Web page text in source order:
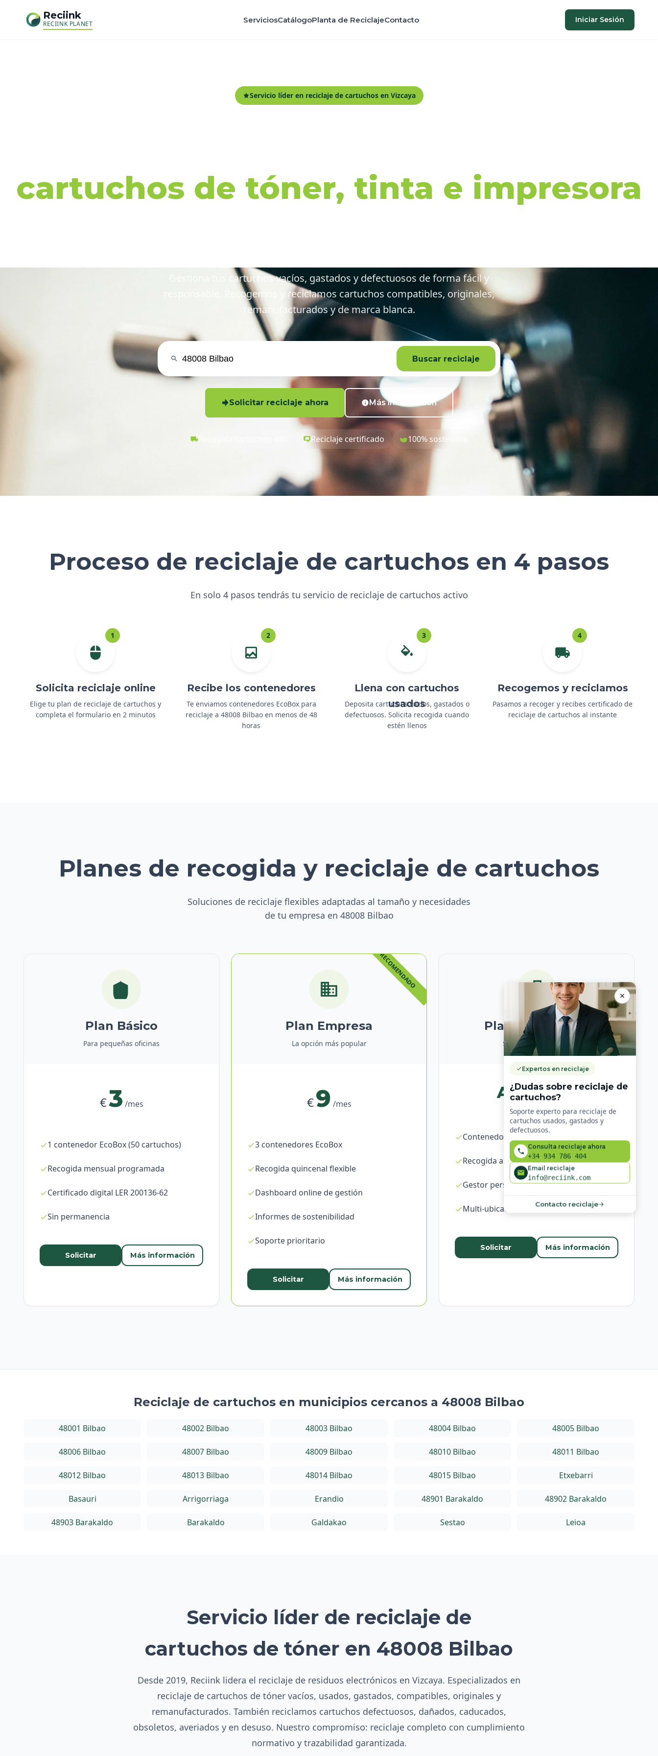
Reciink
RECIINK PLANET ServiciosCatálogoPlanta de ReciclajeContacto Iniciar Sesión
Servicio líder en reciclaje de cartuchos en Vizcaya
cartuchos de tóner, tinta e impresora
Gestiona tus cartuchos vacíos, gastados y defectuosos de forma fácil y
responsable. Recogemos y reciclamos cartuchos compatibles, originales,
remanufacturados y de marca blanca.
Buscar reciclaje
Solicitar reciclaje ahora Más información
Reciclaje certificado 100% sostenible
Proceso de reciclaje de cartuchos en 4 pasos
En solo 4 pasos tendrás tu servicio de reciclaje de cartuchos activo
1
Solicita reciclaje online
Elige tu plan de reciclaje de cartuchos y
completa el formulario en 2 minutos
2
Recibe los contenedores
Te enviamos contenedores EcoBox para
reciclaje a 48008 Bilbao en menos de 48
horas
3
Llena con cartuchos
usados
Deposita cartuchos vacíos, gastados o
defectuosos. Solicita recogida cuando
estén llenos
4
Recogemos y reciclamos
Pasamos a recoger y recibes certificado de
reciclaje de cartuchos al instante
Planes de recogida y reciclaje de cartuchos
Soluciones de reciclaje flexibles adaptadas al tamaño y necesidades
de tu empresa en 48008 Bilbao
Plan Básico
Para pequeñas oficinas
€3 /mes
1 contenedor EcoBox (50 cartuchos)
Recogida mensual programada
Certificado digital LER 200136-62
Sin permanencia
Solicitar Más información
Plan Empresa
La opción más popular
€9 /mes
3 contenedores EcoBox
Recogida quincenal flexible
Dashboard online de gestión
Informes de sostenibilidad
Soporte prioritario
Solicitar Más información
Plan Corporativo
Soluciones a medida
A medida
Contenedores ilimitados
Recogida a demanda en 24-48h
Gestor personal dedicado
Multi-ubicación
Solicitar Más información
Reciclaje de cartuchos en municipios cercanos a 48008 Bilbao
48001 Bilbao 48002 Bilbao 48003 Bilbao 48004 Bilbao 48005 Bilbao
48006 Bilbao 48007 Bilbao 48009 Bilbao 48010 Bilbao 48011 Bilbao
48012 Bilbao 48013 Bilbao 48014 Bilbao 48015 Bilbao Etxebarri
Basauri Arrigorriaga Erandio 48901 Barakaldo 48902 Barakaldo
48903 Barakaldo Barakaldo Galdakao Sestao Leioa
Servicio líder de reciclaje de
cartuchos de tóner en 48008 Bilbao
Desde 2019, Reciink lidera el reciclaje de residuos electrónicos en Vizcaya. Especializados en
reciclaje de cartuchos de tóner vacíos, usados, gastados, compatibles, originales y
remanufacturados. También reciclamos cartuchos defectuosos, dañados, caducados,
obsoletos, averiados y en desuso. Nuestro compromiso: reciclaje completo con cumplimiento
normativo y trazabilidad garantizada.
Expertos en reciclaje
¿Dudas sobre reciclaje de
cartuchos?
Soporte experto para reciclaje de
cartuchos usados, gastados y
defectuosos.
Consulta reciclaje ahora
+34 934 786 404
Email reciclaje
info@reciink.com
Contacto reciclaje